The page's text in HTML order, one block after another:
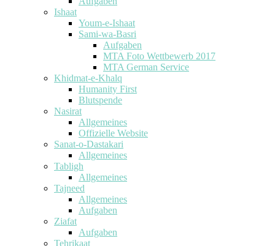
Ishaat
Youm-e-Ishaat
Sami-wa-Basri
Aufgaben
MTA Foto Wettbewerb 2017
MTA German Service
Khidmat-e-Khalq
Humanity First
Blutspende
Nasirat
Allgemeines
Offizielle Website
Sanat-o-Dastakari
Allgemeines
Tabligh
Allgemeines
Tajneed
Allgemeines
Aufgaben
Ziafat
Aufgaben
Tehrikaat